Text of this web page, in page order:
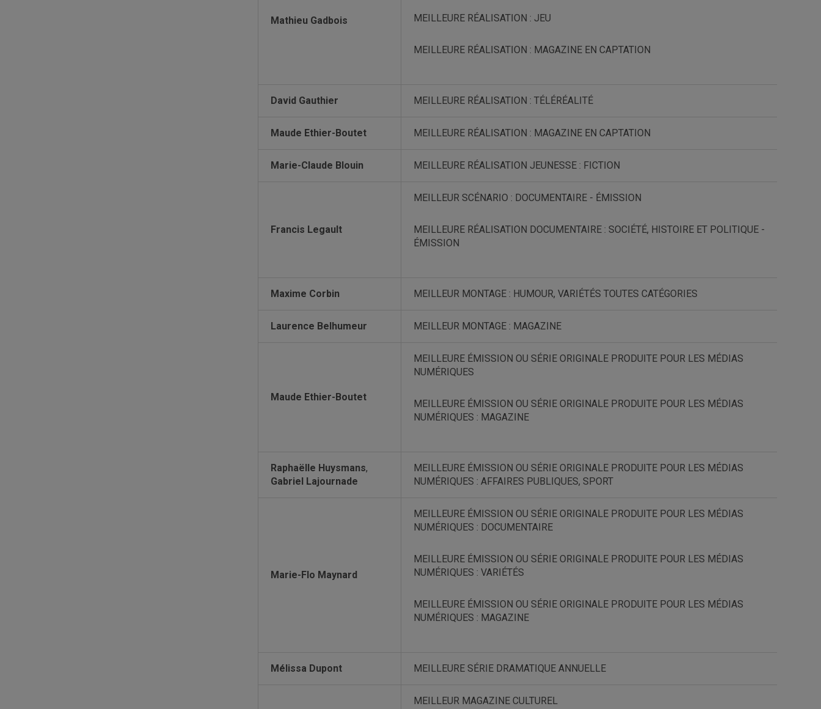
Mathieu Gadbois MEILLEURE RÉALISATION : JEU
MEILLEURE RÉALISATION : MAGAZINE EN CAPTATION
David Gauthier MEILLEURE RÉALISATION : TÉLÉRÉALITÉ
Maude Ethier-Boutet MEILLEURE RÉALISATION : MAGAZINE EN CAPTATION
Marie-Claude Blouin MEILLEURE RÉALISATION JEUNESSE : FICTION
Francis Legault
MEILLEUR SCÉNARIO : DOCUMENTAIRE - ÉMISSION
MEILLEURE RÉALISATION DOCUMENTAIRE : SOCIÉTÉ, HISTOIRE ET POLITIQUE -
ÉMISSION
Maxime Corbin MEILLEUR MONTAGE : HUMOUR, VARIÉTÉS TOUTES CATÉGORIES
Laurence Belhumeur MEILLEUR MONTAGE : MAGAZINE
Maude Ethier-Boutet
MEILLEURE ÉMISSION OU SÉRIE ORIGINALE PRODUITE POUR LES MÉDIAS
NUMÉRIQUES
MEILLEURE ÉMISSION OU SÉRIE ORIGINALE PRODUITE POUR LES MÉDIAS
NUMÉRIQUES : MAGAZINE
Raphaëlle Huysmans,
Gabriel Lajournade
MEILLEURE ÉMISSION OU SÉRIE ORIGINALE PRODUITE POUR LES MÉDIAS
NUMÉRIQUES : AFFAIRES PUBLIQUES, SPORT
Marie-Flo Maynard
MEILLEURE ÉMISSION OU SÉRIE ORIGINALE PRODUITE POUR LES MÉDIAS
NUMÉRIQUES : DOCUMENTAIRE
MEILLEURE ÉMISSION OU SÉRIE ORIGINALE PRODUITE POUR LES MÉDIAS
NUMÉRIQUES : VARIÉTÉS
MEILLEURE ÉMISSION OU SÉRIE ORIGINALE PRODUITE POUR LES MÉDIAS
NUMÉRIQUES : MAGAZINE
Mélissa Dupont MEILLEURE SÉRIE DRAMATIQUE ANNUELLE
MEILLEUR MAGAZINE CULTUREL